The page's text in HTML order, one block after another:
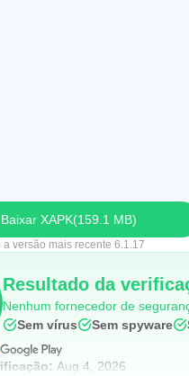
a versão mais recente 6.1.17
Baixar XAPK 159.1 MB
Resultado da
Nenhum fornecedor de
Sem vírus
Sem spyware
Aug 4, 2026